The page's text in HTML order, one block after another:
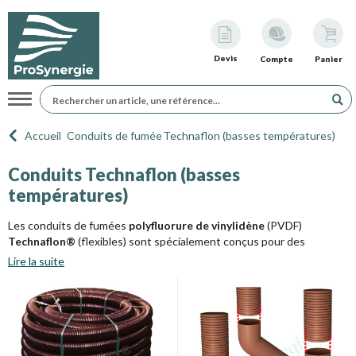
Devis Compte Panier
Navigation
Accueil Conduits de fuméeTechnaflon (basses températures)
Conduits Technaflon (basses
températures)
Les conduits de fumées polyfluorure de vinylidène(PVDF)
Technaflon® (flexibles) sont spécialement conçus pour des
chaudières produisant des gaz de combustion basses températures
ainsi à l'économie circulaire. Respectueux de l'environnement et des
ressources premières, ils se caractérisent également par leur
solidité et leur durabilité (30 à 50 ans).
Ils sont disponibles en Ø 60 à 200 mm pour les conduits flexibles, ou
Lire la suite